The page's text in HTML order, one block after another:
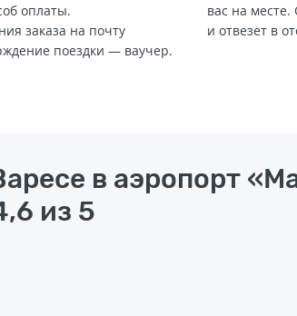
оплаты.
заказа на почту
поездки — ваучер.
вас на
и отвезет в
в аэропорт
из 5